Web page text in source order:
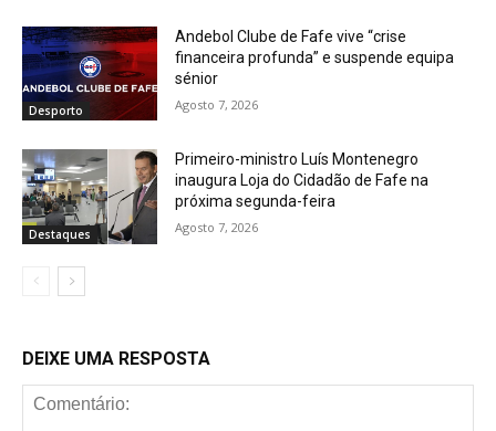
Desporto
Andebol Clube de Fafe vive “crise
financeira profunda” e suspende equipa
sénior
Agosto 7, 2026
Destaques
Primeiro-ministro Luís Montenegro
inaugura Loja do Cidadão de Fafe na
próxima segunda-feira
Agosto 7, 2026
DEIXE UMA RESPOSTA